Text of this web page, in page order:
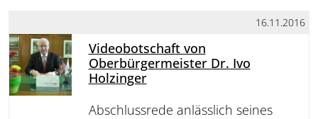
16.11.2016
Videobotschaft von
Oberbürgermeister Dr. Ivo
Holzinger
Abschlussrede anlässlich seines